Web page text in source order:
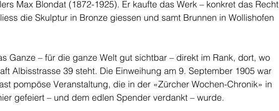
Max Blondat (1872-1925). Er kaufte das Werk – konkret das Recht
die Skulptur in Bronze giessen und samt Brunnen in Wollishofen
Ganze – für die ganze Welt gut sichtbar – direkt im Rank, dort, wo
Albisstrasse 39 steht. Die Einweihung am 9. September 1905 war
pompöse Veranstaltung, die in der «Zürcher Wochen-Chronik» in
gefeiert – und dem edlen Spender verdankt – wurde.